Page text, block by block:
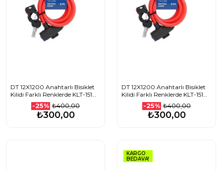
DT 12X1200 Anahtarlı Bisiklet
Kilidi Farklı Renklerde KLT-151
KLT-152 KLT-153 KLT-154 KLT-155
1507501110_PEMBE
-25% ₺400,00
₺300,00
DT 12X1200 Anahtarlı Bisiklet
Kilidi Farklı Renklerde KLT-151
KLT-152 KLT-153 KLT-154 KLT-155
1507501110_SİYAH
-25% ₺400,00
₺300,00
KARGO
BEDAVA!